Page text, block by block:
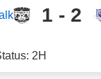
1 - 2
2H